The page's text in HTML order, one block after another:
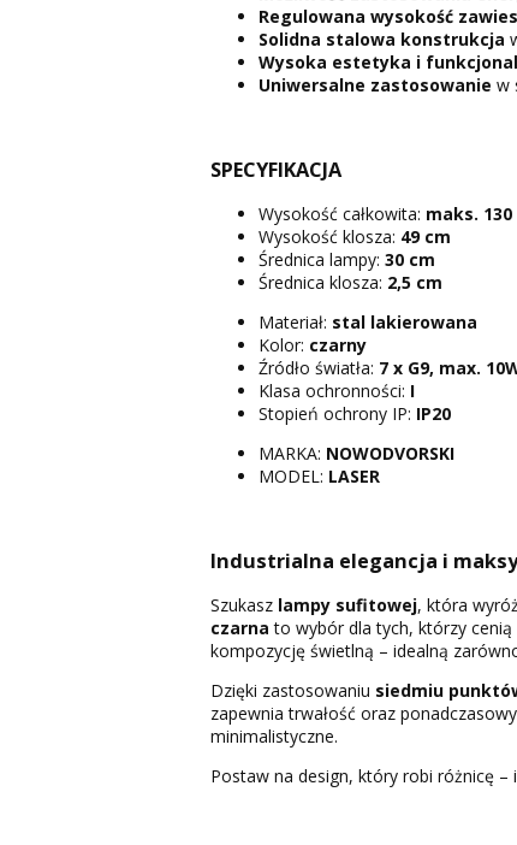
Regulowana wysokość
Solidna stalowa konstrukcja
Wysoka estetyka i
Uniwersalne zastosowanie w
SPECYFIKACJA
Wysokość całkowita: maks. 130
Wysokość klosza: 49 cm
Średnica lampy: 30 cm
Średnica klosza: 2,5 cm
Materiał: stal lakierowana
Kolor: czarny
Źródło światła: 7 x G9, max.
Klasa ochronności: I
Stopień ochrony IP: IP20
MARKA: NOWODVORSKI
MODEL: LASER
Industrialna elegancja i
Szukasz lampy sufitowej, która
czarna to wybór dla tych, którzy
kompozycję świetlną – idealną
Dzięki zastosowaniu siedmiu
zapewnia trwałość oraz
minimalistyczne.
Postaw na design, który robi różnicę –